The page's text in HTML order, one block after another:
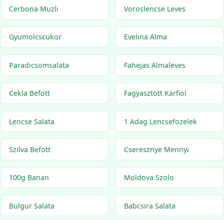
Cerbona Muzli Voroslencse Leves
Gyumolcscukor Evelina Alma
Paradicsomsalata Fahejas Almaleves
Cekla Befott Fagyasztott Karfiol
Lencse Salata 1 Adag Lencsefozelek
Szilva Befott Cseresznye Mennyi
100g Banan Moldova Szolo
Bulgur Salata Babcsira Salata